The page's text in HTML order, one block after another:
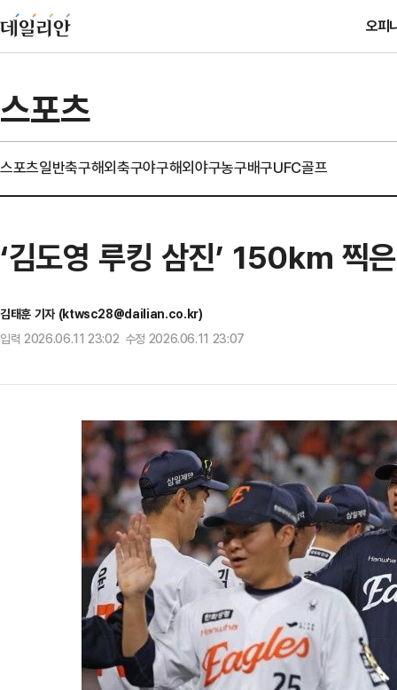
오피
스포츠
스포츠일반축구해외축구야구해외야구농구배구UFC골프
‘김도영 루킹 삼진’ 150km 찍
김태훈 기자 (ktwsc28@dailian.co.kr)
입력 2026.06.11 23:02 수정 2026.06.11 23:07